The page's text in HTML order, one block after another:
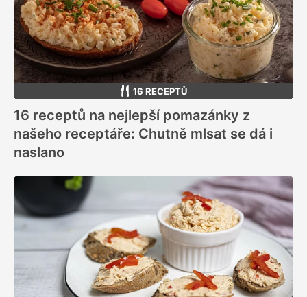
16 RECEPTŮ
16 receptů na nejlepší pomazánky z
našeho receptáře: Chutně mlsat se dá i
naslano